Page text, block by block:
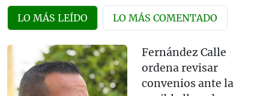
LO MÁS LEÍDO LO MÁS COMENTADO
Fernández Calle
ordena revisar
convenios ante la